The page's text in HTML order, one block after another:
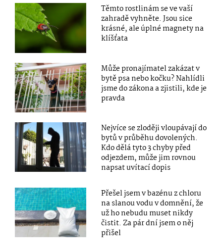
Těmto rostlinám se ve vaší
zahradě vyhněte. Jsou sice
krásné, ale úplné magnety na
klíšťata
Může pronajímatel zakázat v
bytě psa nebo kočku? Nahlídli
jsme do zákona a zjistili, kde je
pravda
Nejvíce se zloději vloupávají do
bytů v průběhu dovolených.
Kdo dělá tyto 3 chyby před
odjezdem, může jim rovnou
napsat uvítací dopis
Přešel jsem v bazénu z chloru
na slanou vodu v domnění, že
už ho nebudu muset nikdy
čistit. Za pár dní jsem o něj
přišel